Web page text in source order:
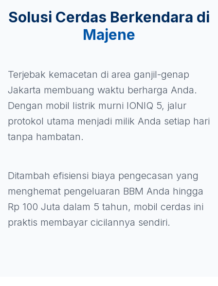
Solusi Cerdas Berkendara di
Majene
Terjebak kemacetan di area ganjil-genap
Jakarta membuang waktu berharga Anda.
Dengan mobil listrik murni IONIQ 5, jalur
protokol utama menjadi milik Anda setiap hari
tanpa hambatan.
Ditambah efisiensi biaya pengecasan yang
menghemat pengeluaran BBM Anda hingga
Rp 100 Juta dalam 5 tahun, mobil cerdas ini
praktis membayar cicilannya sendiri.